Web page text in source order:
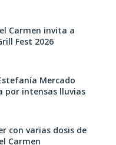
Carmen invita a
Fest 2026
Mercado
por intensas lluvias
con varias dosis de
Carmen